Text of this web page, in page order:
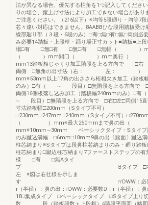
法が異なる場合、優先する柱角を1つ記入してくださ
りの場合、蹴上げ寸法により加工できない場合があり
ご注意ください。（216以下）※均等5段廻り・均等7段
芯々違い対応はできません。8AABBひな段用踏板受け
線部廻り部（３段・6段のみ）□有□無□有□無□両側必
み必要14踏板・上段框・踊り場正寸カット■踏板■上段
場□有 □無□有 □無□有 □無幅（ ）
（ ）mm間口（ ）mm奥行（
mm13踏板相じゃくり加工階段を上る方向で □
両側 □無角の出寸法（右： 左： ）
mm※53mm以上17角の出ささら桁相欠き加工（踏板
のみ）□有（ ∼ 段目）□無階段を上る方向で □
両側16側板落し込み加工（踏板幅240mmのみ）□
∼ 段目）□無階段を上る方向で □右□左□両側15直
寸法踏板幅□200mm（Sタイプ不可）
□230mm□247mm□240mm（Sタイプ不可）
（ ）mm※最大250mmまで鼻の出
mm※10mm∼30mm ベーシックタイプ・Sタイプ
のみ蹴込溝幅 □6mm□18mm9鼻の出〔踏面〕蹴込溝
柱芯納まり※Sタイプは段鼻柱芯納まりのみ・廻り踏
柱芯納まり□蹴込柱芯納まり7ファーストステップの有
様 □有 □無Aタイ
プ Bタイプ □右
左 ※図は右仕様を示しま
す rrDWW：必要数
r（半径）：鼻の出：rDWW：必要数D：r（半径）：鼻
18□集成タイプ □ベーシックタイプ □Sタイプ上り
数 段（踏板段数＋上段框）4階段平面図（略図